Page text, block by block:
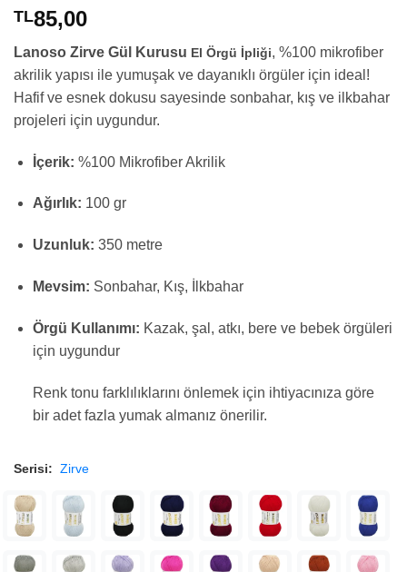
TL85,00
Lanoso Zirve Gül Kurusu El Örgü İpliği, %100 mikrofiber
akrilik yapısı ile yumuşak ve dayanıklı örgüler için ideal!
Hafif ve esnek dokusu sayesinde sonbahar, kış ve ilkbahar
projeleri için uygundur.
İçerik: %100 Mikrofiber Akrilik
Ağırlık: 100 gr
Uzunluk: 350 metre
Mevsim: Sonbahar, Kış, İlkbahar
Örgü Kullanımı: Kazak, şal, atkı, bere ve bebek örgüleri
için uygundur
Renk tonu farklılıklarını önlemek için ihtiyacınıza göre
bir adet fazla yumak almanız önerilir.
Serisi: Zirve